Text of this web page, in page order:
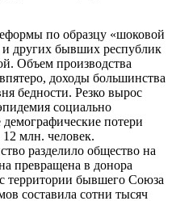
по образцу «шоковой
и других бывших республик
Объем производства
доходы большинства
бедности. Резко вырос
социально
потери
12 млн. человек.
разделило общество на
превращена в донора
территории бывшего Союза
составила сотни тысяч